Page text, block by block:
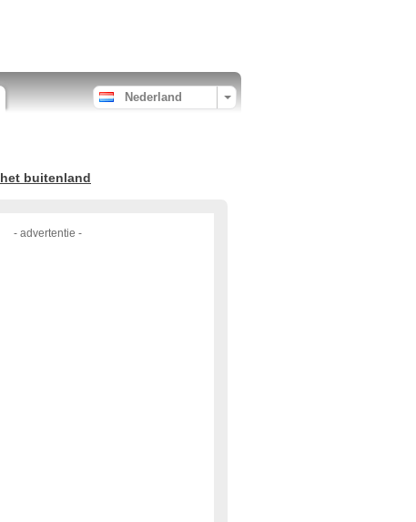
Nederland
buitenland
- advertentie -